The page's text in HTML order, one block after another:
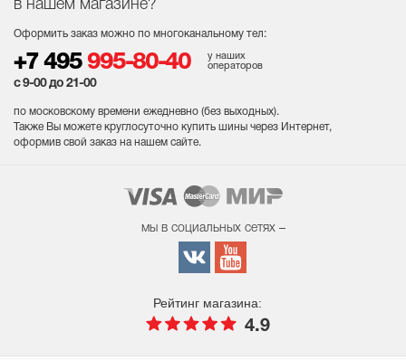
в нашем магазине?
Оформить заказ можно по многоканальному тел:
+7 495 995-80-40
у наших
операторов
с 9-00 до 21-00
по московскому времени ежедневно (без выходных).
Также Вы можете круглосуточно купить шины через Интернет,
оформив свой заказ на нашем сайте.
мы в социальных сетях –
Рейтинг магазина:
4.9